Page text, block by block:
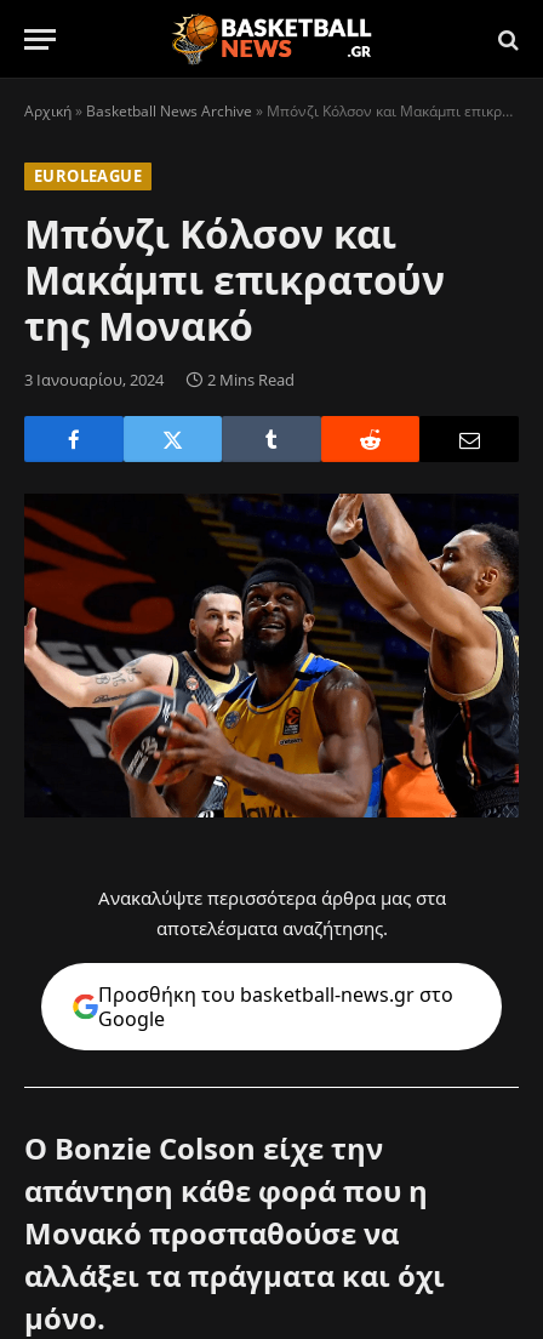
Αρχική» Basketball News Archive » Μπόνζι Κόλσον και Μακάμπι επικρατούν της Μονακό
EUROLEAGUE
Μπόνζι Κόλσον και
Μακάμπι επικρατούν
της Μονακό
3 Ιανουαρίου, 2024 2 Mins Read
Ανακαλύψτε περισσότερα άρθρα μας στα
αποτελέσματα αναζήτησης.
Προσθήκη του basketball-news.gr στo
Google
O Bonzie Colson είχε την
απάντηση κάθε φορά που η
Μονακό προσπαθούσε να
αλλάξει τα πράγματα και όχι
μόνο.